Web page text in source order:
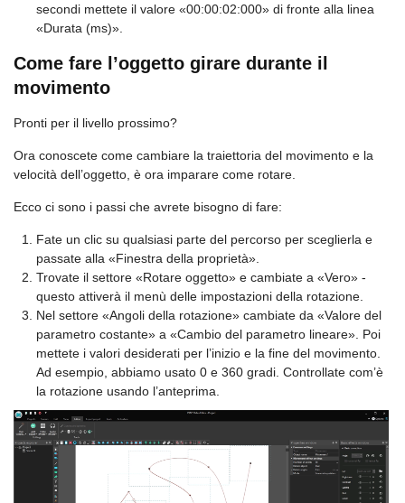
secondi mettete il valore «00:00:02:000» di fronte alla linea
«Durata (ms)».
Come fare l’oggetto girare durante il
movimento
Pronti per il livello prossimo?
Ora conoscete come cambiare la traiettoria del movimento e la
velocità dell’oggetto, è ora imparare come rotare.
Ecco ci sono i passi che avrete bisogno di fare:
Fate un clic su qualsiasi parte del percorso per sceglierla e
passate alla «Finestra della proprietà».
Trovate il settore «Rotare oggetto» e cambiate a «Vero» -
questo attiverà il menù delle impostazioni della rotazione.
Nel settore «Angoli della rotazione» cambiate da «Valore del
parametro costante» a «Cambio del parametro lineare». Poi
mettete i valori desiderati per l’inizio e la fine del movimento.
Ad esempio, abbiamo usato 0 e 360 gradi. Controllate com’è
la rotazione usando l’anteprima.